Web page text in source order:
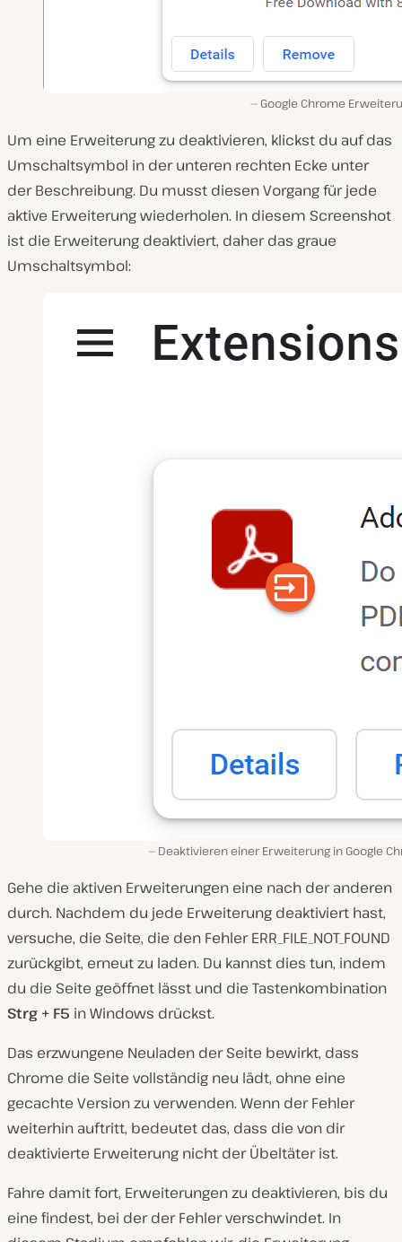
Google Chrome
Um eine Erweiterung zu deaktivieren, klickst du auf das
Umschaltsymbol in der unteren rechten Ecke unter
der Beschreibung. Du musst diesen Vorgang für jede
aktive Erweiterung wiederholen. In diesem Screenshot
ist die Erweiterung deaktiviert, daher das graue
Umschaltsymbol:
Deaktivieren einer Erweiterung in Google
Gehe die aktiven Erweiterungen eine nach der anderen
durch. Nachdem du jede Erweiterung deaktiviert hast,
versuche, die Seite, die den Fehler ERR_FILE_NOT_FOUND
zurückgibt, erneut zu laden. Du kannst dies tun, indem
du die Seite geöffnet lässt und die Tastenkombination
Strg + F5 in Windows drückst.
Das erzwungene Neuladen der Seite bewirkt, dass
Chrome die Seite vollständig neu lädt, ohne eine
gecachte Version zu verwenden. Wenn der Fehler
weiterhin auftritt, bedeutet das, dass die von dir
deaktivierte Erweiterung nicht der Übeltäter ist.
Fahre damit fort, Erweiterungen zu deaktivieren, bis du
eine findest, bei der der Fehler verschwindet. In